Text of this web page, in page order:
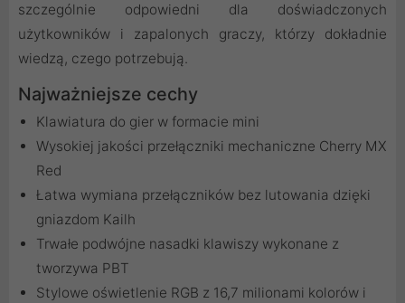
szczególnie odpowiedni dla doświadczonych
użytkowników i zapalonych graczy, którzy dokładnie
wiedzą, czego potrzebują.
Najważniejsze cechy
Klawiatura do gier w formacie mini
Wysokiej jakości przełączniki mechaniczne Cherry MX
Red
Łatwa wymiana przełączników bez lutowania dzięki
gniazdom Kailh
Trwałe podwójne nasadki klawiszy wykonane z
tworzywa PBT
Stylowe oświetlenie RGB z 16,7 milionami kolorów i